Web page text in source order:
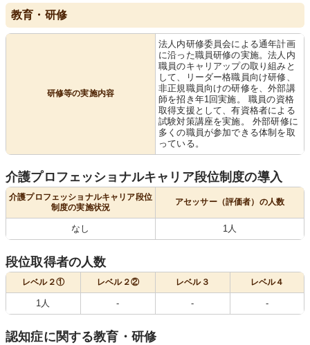
教育・研修
研修等の実施内容
法人内研修委員会による通年計画
に沿った職員研修の実施。法人内
職員のキャリアップの取り組みと
して、リーダー格職員向け研修、
非正規職員向けの研修を、外部講
師を招き年1回実施。 職員の資格
取得支援として、有資格者による
試験対策講座を実施。 外部研修に
多くの職員が参加できる体制を取
っている。
介護プロフェッショナルキャリア段位制度の導入
介護プロフェッショナルキャリア段位
制度の実施状況
アセッサー（評価者）の人数
なし 1人
段位取得者の人数
レベル２① レベル２② レベル３ レベル４
1人 - - -
認知症に関する教育・研修